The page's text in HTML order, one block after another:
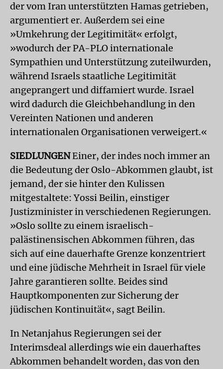
der vom Iran unterstützten Hamas getrieben,
argumentiert er. Außerdem sei eine
»Umkehrung der Legitimität« erfolgt,
»wodurch der PA-PLO internationale
Sympathien und Unterstützung zuteilwurden,
während Israels staatliche Legitimität
angeprangert und diffamiert wurde. Israel
wird dadurch die Gleich­behandlung in den
Vereinten Nationen und anderen
internationalen Organisationen verweigert.«
SIEDLUNGENEiner, der indes noch immer an
die Bedeutung der Oslo-Abkommen glaubt, ist
jemand, der sie hinter den Kulissen
mitgestaltete: Yossi Beilin, einstiger
Justizminister in verschiedenen Regierungen.
»Oslo sollte zu einem israelisch-
palästinensischen Abkommen führen, das
sich auf eine dauerhafte Grenze konzentriert
und eine jüdische Mehrheit in Israel für viele
Jahre garantieren sollte. Beides sind
Hauptkomponenten zur Sicherung der
jüdischen Kontinuität«, sagt Beilin.
In Netanjahus Regierungen sei der
Interimsdeal allerdings wie ein dauerhaftes
Abkommen behandelt worden, das von den